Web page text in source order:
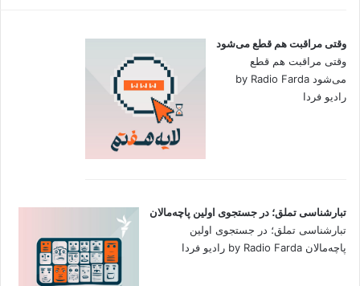
وقتی مراقبت هم قطع می‌شود
وقتی مراقبت هم قطع
می‌شود by Radio Farda
رادیو فردا
تبارشناسی تملق؛ در جستجوی اولین‌ پاچه‌مالان
تبارشناسی تملق؛ در جستجوی اولین‌
پاچه‌مالان by Radio Farda رادیو فردا